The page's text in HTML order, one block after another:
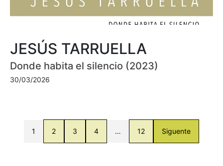
JESÚS TARRUELLA
Donde habita el silencio (2023)
30/03/2026
1 2 3 4 … 12 Siguente